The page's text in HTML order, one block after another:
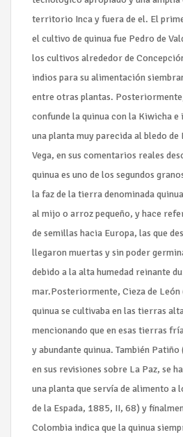
territorio Inca y fuera de el. El
el cultivo de quinua fue Pedro de
los cultivos alrededor de
indios para su alimentación
entre otras plantas.
confunde la quinua con la Kiwicha e
una planta muy parecida al bledo
Vega, en sus comentarios reales
quinua es uno de los segundos
la faz de la tierra denominada
al mijo o arroz pequeño, y hace
de semillas hacia Europa, las que
llegaron muertas y sin poder
debido a la alta humedad reinante
mar.Posteriormente, Cieza de
quinua se cultivaba en las tierras
mencionando que en esas tierras
y abundante quinua. También
en sus revisiones sobre La Paz, se
una planta que servía de alimento a
de la Espada, 1885, II, 68) y
Colombia indica que la quinua